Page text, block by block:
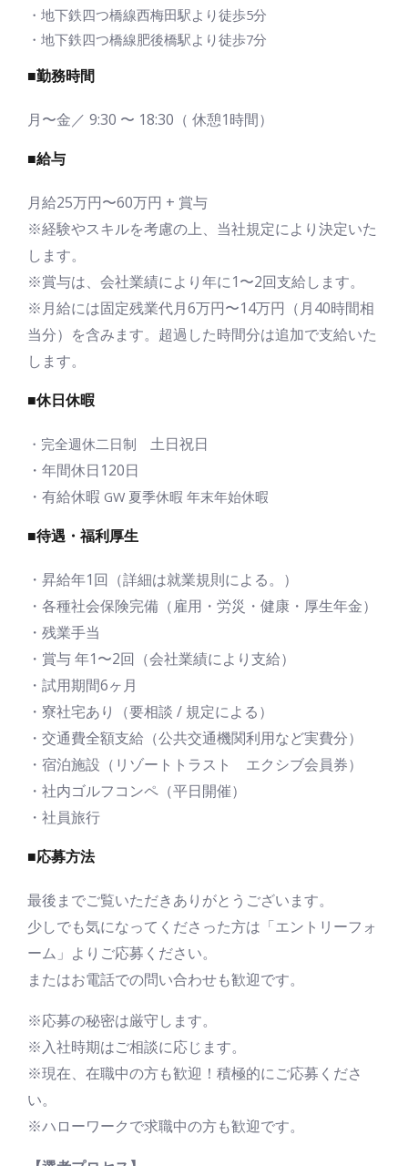
・地下鉄四つ橋線西梅田駅より徒歩5分
・地下鉄四つ橋線肥後橋駅より徒歩7分
■勤務時間
月〜金／ 9:30 〜 18:30（ 休憩1時間）
■給与
月給25万円〜60万円 + 賞与
※経験やスキルを考慮の上、当社規定により決定いた
します。
※賞与は、会社業績により年に1〜2回支給します。
※月給には固定残業代月6万円〜14万円（月40時間相
当分）を含みます。超過した時間分は追加で支給いた
します。
■休日休暇
・完全週休二日制 土日祝日
・年間休日120日
・有給休暇 GW 夏季休暇 年末年始休暇
■待遇・福利厚生
・昇給年1回（詳細は就業規則による。）
・各種社会保険完備（雇用・労災・健康・厚生年金）
・残業手当
・賞与 年1〜2回（会社業績により支給）
・試用期間6ヶ月
・寮社宅あり（要相談 / 規定による）
・交通費全額支給（公共交通機関利用など実費分）
・宿泊施設（リゾートトラスト エクシブ会員券）
・社内ゴルフコンペ（平日開催）
・社員旅行
■応募方法
最後までご覧いただきありがとうございます。
少しでも気になってくださった方は「エントリーフォ
ーム」よりご応募ください。
またはお電話での問い合わせも歓迎です。
※応募の秘密は厳守します。
※入社時期はご相談に応じます。
※現在、在職中の方も歓迎！積極的にご応募くださ
い。
※ハローワークで求職中の方も歓迎です。